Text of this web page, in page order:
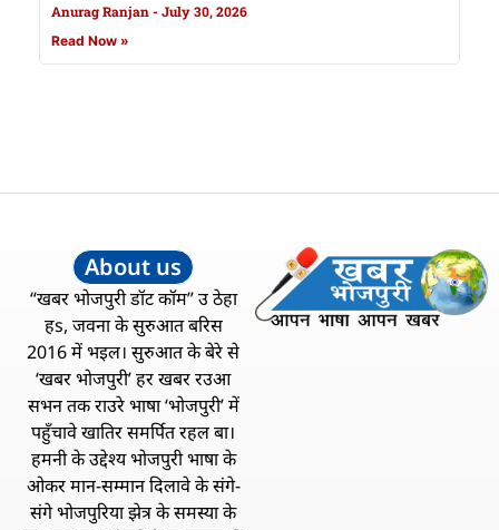
Anurag Ranjan July 30, 2026
Read Now »
About us
“खबर भोजपुरी डॉट कॉम” उ ठेहा
हs, जवना के सुरुआत बरिस
2016 में भइल। सुरुआत के बेरे से
‘खबर भोजपुरी’ हर खबर रउआ
सभन तक राउरे भाषा ‘भोजपुरी’ में
पहुँचावे खातिर समर्पित रहल बा।
हमनी के उद्देश्य भोजपुरी भाषा के
ओकर मान-सम्मान दिलावे के संगे-
संगे भोजपुरिया झेत्र के समस्या के